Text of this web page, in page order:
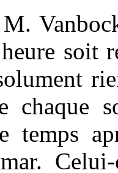
soit
chaque
temps